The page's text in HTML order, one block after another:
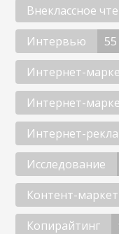
Внеклассное
Интервью
55
Интернет-
Интернет-
Интернет-
Исследование
Контент-
Копирайтинг